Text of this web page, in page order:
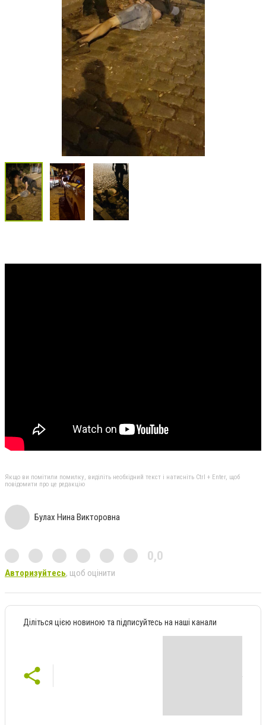
Якщо ви помітили помилку, виділіть необхідний текст і натисніть Ctrl + Enter, щоб
повідомити про це редакцію
Булах Нина Викторовна
0,0
Авторизуйтесь, щоб оцінити
Діліться цією новиною та підписуйтесь на наші канали